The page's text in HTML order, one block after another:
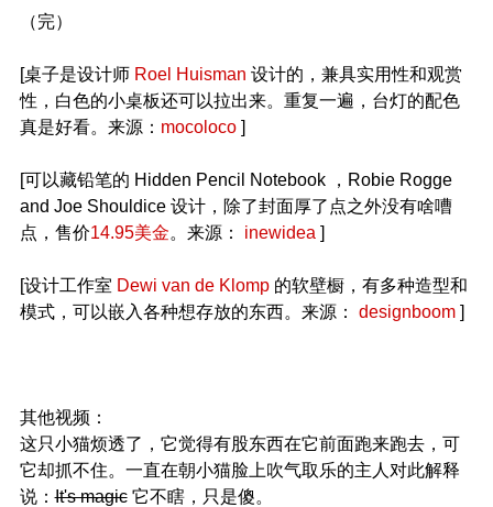
（完）
[桌子是设计师 Roel Huisman 设计的，兼具实用性和观赏
性，白色的小桌板还可以拉出来。重复一遍，台灯的配色
真是好看。来源： mocoloco]
[可以藏铅笔的 Hidden Pencil Notebook ，Robie Rogge
and Joe Shouldice 设计，除了封面厚了点之外没有啥嘈
点，售价14.95美金。来源： inewidea ]
[设计工作室 Dewi van de Klomp的软壁橱，有多种造型和
模式，可以嵌入各种想存放的东西。来源： designboom]
其他视频：
这只小猫烦透了，它觉得有股东西在它前面跑来跑去，可
它却抓不住。一直在朝小猫脸上吹气取乐的主人对此解释
说：It's magic它不瞎，只是傻。